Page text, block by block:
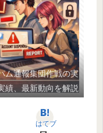
ム通報集団作戦の実
績、最新動向を解説
はてブ